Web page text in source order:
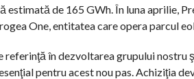
de 165 GWh. În luna aprilie,
One, entitatea care opera parcul
referinţă în dezvoltarea grupului
pentru acest nou pas. Achiziţia